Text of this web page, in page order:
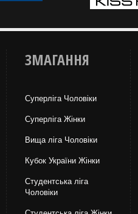
ЗМАГАННЯ
Суперліга Чоловіки
Суперліга Жінки
Вища лiга Чоловіки
Кубок України Жінки
Студентська ліга
Чоловiки